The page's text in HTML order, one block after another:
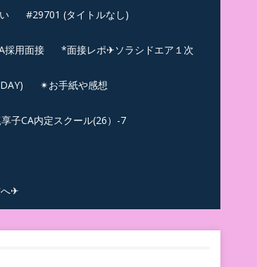
#29701 (タイトルなし)
採用面接 *面接レポ✈ソラシドエア１次
✴︎お手紙や感想
子CA内定スクール(26）-7
へ✈